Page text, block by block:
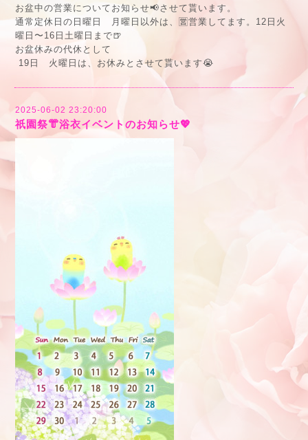
お盆中の営業についてお知らせ📢させて貰います。
通常定休日の日曜日 月曜日以外は、🈺営業してます。12日火
曜日〜16日土曜日まで🍺
お盆休みの代休として
19日 火曜日は、お休みとさせて貰います😭
2025-06-02 23:20:00
祇園祭👘浴衣イベントのお知らせ💖